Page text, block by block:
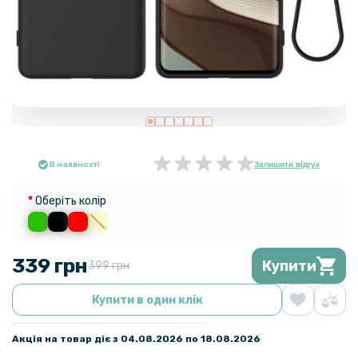
В наявності Залишити відгук
Оберіть колір
339 грн399 грн Купити
Купити в один клік
Акція на товар діє з 04.08.2026 по 18.08.2026